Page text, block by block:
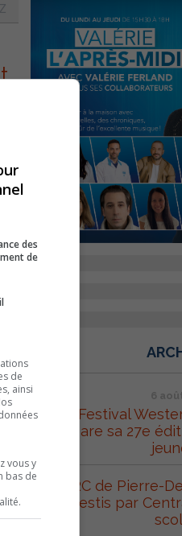
6
Le Festival
prépare sa 27e
MRC de Pierre-
réinvestis par
des
de
de
ainsi
vous y
bas de